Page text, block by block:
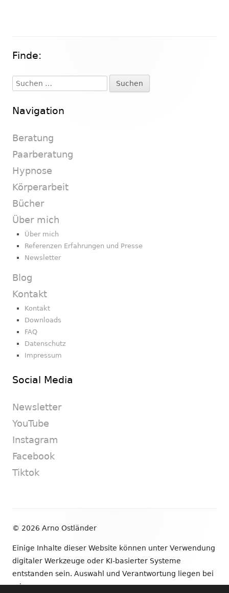
Haupt-
Seitenleiste
Finde:
Suchen
nach:
Navigation
Beratung
Paarberatung
Hypnose
Körperarbeit
Bücher
Über mich
Über mich
Referenzen Erfahrungen und Presse
Newsletter
Blog
Kontakt
Kontakt
Downloads
FAQ
Datenschutz
Impressum
Social Media
Newsletter
YouTube
Instagram
Facebook
Tiktok
© 2026 Arno Ostländer
Einige Inhalte dieser Website können unter Verwendung
digitaler Werkzeuge oder KI-basierter Systeme
entstanden sein. Auswahl und Verantwortung liegen bei
mir.